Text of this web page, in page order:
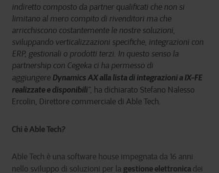
indiretto composto da partner qualificati che non si
limitano al mero compito di rivenditori ma che
arricchiscono costantemente le nostre soluzioni,
sviluppando verticalizzazioni specifiche, integrazioni con
ERP, gestionali o prodotti terzi. In questo senso la
partnership con Cegeka ci ha permesso di
aggiungere Dynamics AX alla lista di integrazioni a IX-FE
realizzate e disponibili”, ha dichiarato Stefano Nalesso
Ercolin, Direttore commerciale di Able Tech.
Chi è Able Tech?
Able Tech è una software house impegnata da 16 anni
nello sviluppo di soluzioni per la gestione elettronica dei